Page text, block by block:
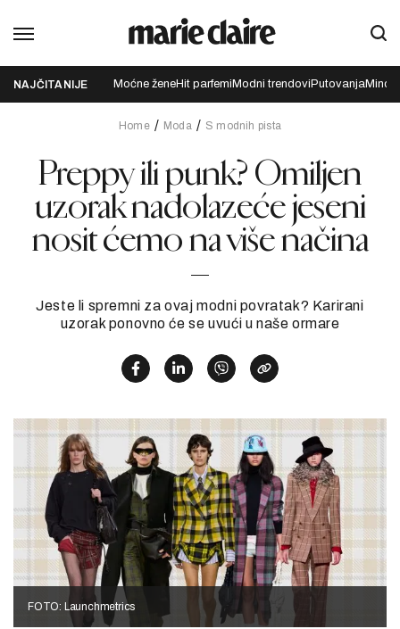
NAJČITANIJE Moćne ženeHit parfemi Modni trendovi Putovanja
Home Moda S modnih pista
Preppy ili punk? Omiljen
uzorak nadolazeće jeseni
nosit ćemo na više načina
Jeste li spremni za ovaj modni povratak? Karirani
uzorak ponovno će se uvući u naše ormare
FOTO: Launchmetrics